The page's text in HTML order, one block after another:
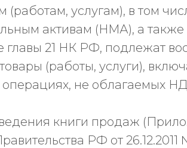
(работам, услугам), в том
активам (НМА), а
главы 21 НК РФ, подлежат
(работы, услуги),
операциях, не облагаемых
книги продаж
РФ от 26.12.2011